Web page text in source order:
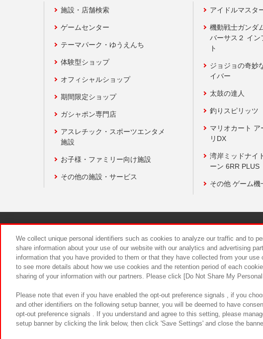
施設・店舗検索
ゲームセンター
テーマパーク・ゆうえんち
体験型ショップ
オフィシャルショップ
期間限定ショップ
ガシャポン専門店
アスレチック・スポーツエンタメ
施設
お子様・ファミリー向け施設
その他の施設・サービス
アイドルマスタ
機動戦士ガンダ
バーサス２ イン
ト
ジョジョの奇妙
イバー
太鼓の達人
釣りスピリッツ
マリオカート
リDX
湾岸ミッドナイ
ーン 6RR PLUS
その他 ゲーム機
食品のご提供について
We collect unique personal identifiers such as cookies to analyze our traffic and to
share information about your use of our website with our analytics and advertising
information that you have provided to them or that they have collected from your
to see more details about how we use cookies and the retention period of each
sharing of your information with our partners. Please click [Do Not Share My
Please note that even if you have enabled the opt-out preference signals , if you
and other identifiers on the following setup banner, you will be deemed to have
opt-out preference signals . If you understand and agree to this setting, please
setup banner by clicking the link below, then click 'Save Settings' and close the